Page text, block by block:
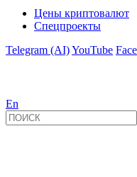
Цены криптовалют
Спецпроекты
Telegram (AI)YouTube
En